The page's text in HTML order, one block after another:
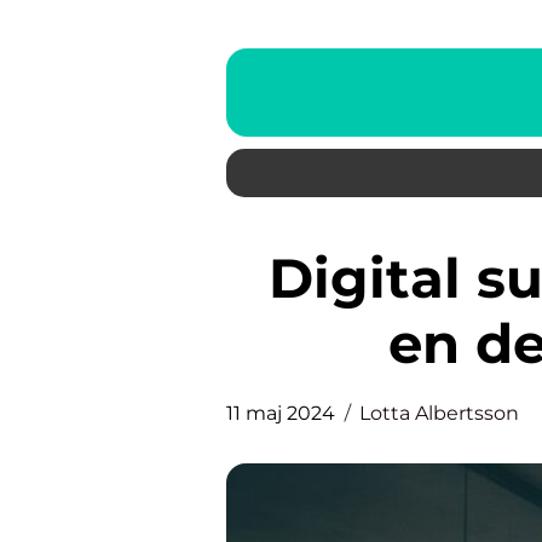
Digital support för företag –
en
11 maj 2024 Lotta Albertsson